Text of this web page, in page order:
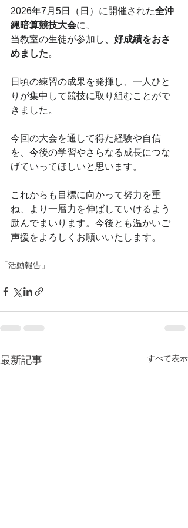
2026年7月5日（日）に開催された全沖
縄暗算競技大会に、
当教室の生徒が参加し、 好成績をおさ
めました。
日頃の練習の成果を発揮し、一人ひと
りが集中して競技に取り組むことがで
きました。
今回の大会を通して得た経験や自信
を、今後の学習やさらなる成長につな
げていってほしいと思います。
これからも目標に向かって努力を重
ね、より一層力を伸ばしていけるよう
励んでまいります。今後とも温かいご
声援をよろしくお願いいたします。
「活動報告」
最新記事 すべて表示